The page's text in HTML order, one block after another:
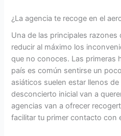
¿La agencia te recoge en el
Una de las principales
reducir al máximo los
que no conoces. Las primeras
país es común sentirse un
asiáticos suelen estar llenos
desconcierto inicial van a
agencias van a ofrecer
facilitar tu primer contacto con